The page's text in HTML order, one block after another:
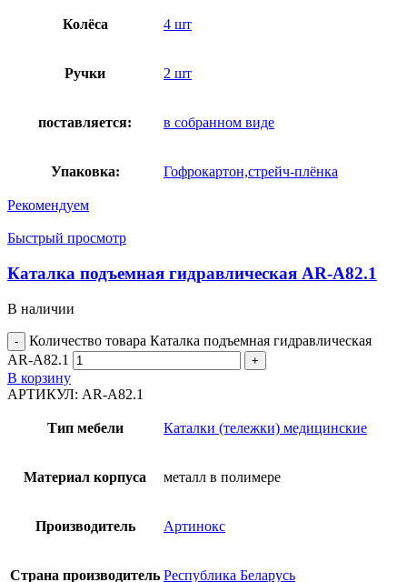
Колёса 4 шт
Ручки 2 шт
поставляется: в собранном виде
Упаковка: Гофрокартон,стрейч-плёнка
Рекомендуем
Быстрый просмотр
Каталка подъемная гидравлическая AR-A82.1
В наличии
Количество товара Каталка подъемная гидравлическая
AR-A82.1
В корзину
АРТИКУЛ: AR-A82.1
Тип мебели Каталки (тележки) медицинские
Материал корпуса металл в полимере
Производитель Артинокс
Страна производитель Республика Беларусь